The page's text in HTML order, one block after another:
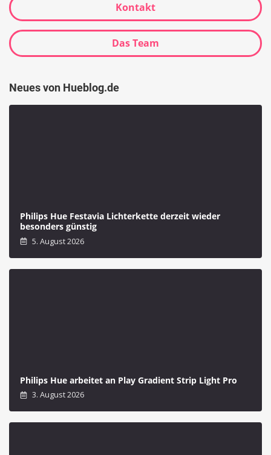
Kontakt
Das Team
Neues von Hueblog.de
Philips Hue Festavia Lichterkette derzeit wieder
besonders günstig
5. August 2026
Philips Hue arbeitet an Play Gradient Strip Light Pro
3. August 2026